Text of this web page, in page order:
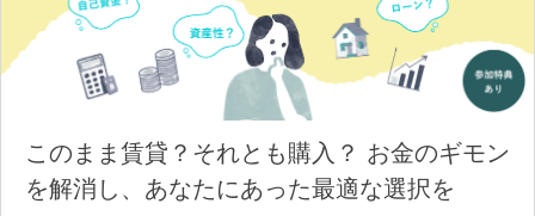
このまま賃貸？それとも購入？ お金のギモン
を解消し、あなたにあった最適な選択を